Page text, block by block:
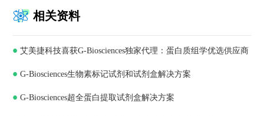
相关资料
艾美捷科技喜获G-Biosciences独家代理：蛋白质组学优选供应商
G-Biosciences生物素标记试剂和试剂盒解决方案
G-Biosciences超全蛋白提取试剂盒解决方案